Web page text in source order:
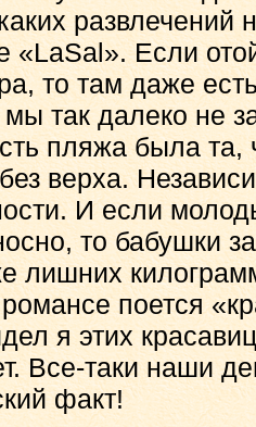
развлечений
«LaSal». Если
то там даже
так далеко не
пляжа была
верха.
И если
то бабушки
лишних
поется
я этих
Все-таки наши
факт!